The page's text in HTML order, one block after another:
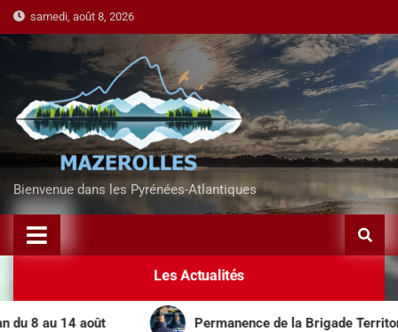
samedi, août 8, 2026
Bienvenue dans les Pyrénées-Atlantiques
Les Actualités
14 août Permanence de la Brigade Territoriale